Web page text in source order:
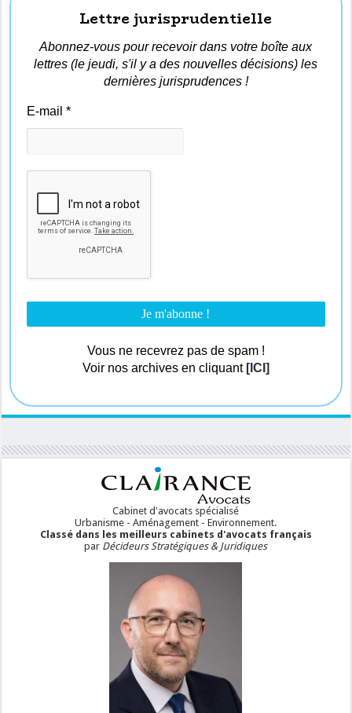
Lettre jurisprudentielle
Abonnez-vous pour recevoir dans votre boîte aux
lettres (le jeudi, s'il y a des nouvelles décisions) les
dernières jurisprudences !
E-mail*
Vous ne recevrez pas de spam !
Voir nos archives en cliquant [ICI]
Cabinet d'avocats spécialisé
Urbanisme - Aménagement - Environnement.
Classé dans les meilleurs cabinets d'avocats français
par Décideurs Stratégiques & Juridiques